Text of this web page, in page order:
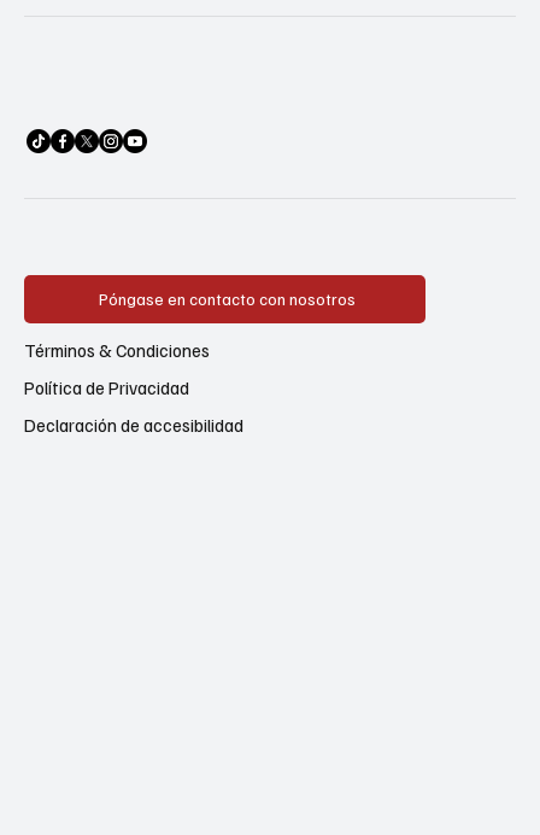
Póngase en contacto con nosotros
Política de Privacidad
Términos & Condiciones
Declaración de accesibilidad